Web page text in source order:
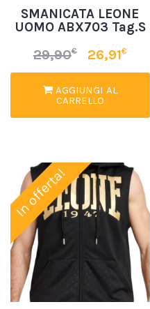
SMANICATA LEONE
UOMO ABX703 Tag.S
29,90€ 26,91€
AGGIUNGI AL
CARRELLO
In offerta!